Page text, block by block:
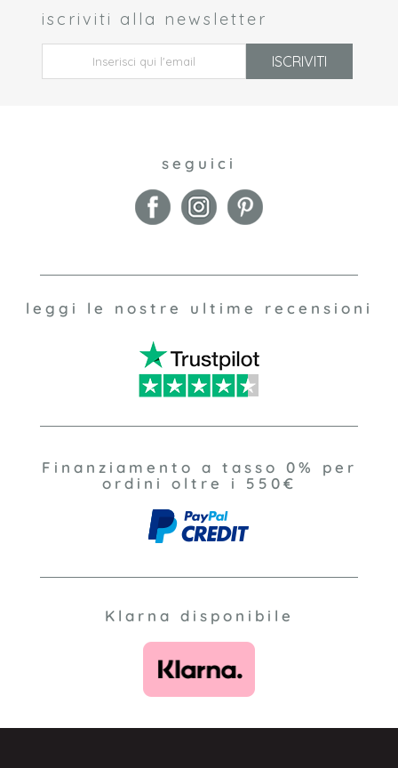
iscriviti alla newsletter
ISCRIVITI
seguici
leggi le nostre ultime recensioni
Finanziamento a tasso 0% per
ordini oltre i 550€
Klarna disponibile